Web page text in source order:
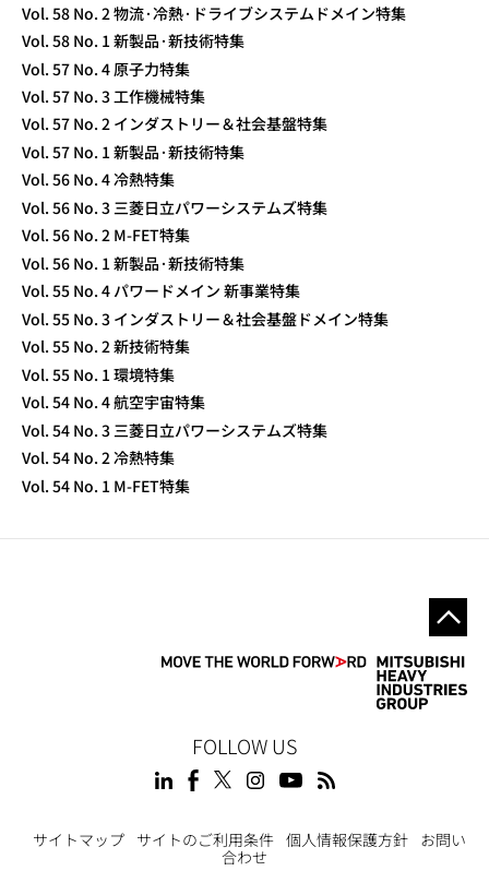
Vol. 58 No. 2 物流·冷熱·ドライブシステムドメイン特集
Vol. 58 No. 1 新製品·新技術特集
Vol. 57 No. 4 原子力特集
Vol. 57 No. 3 工作機械特集
Vol. 57 No. 2 インダストリー＆社会基盤特集
Vol. 57 No. 1 新製品·新技術特集
Vol. 56 No. 4 冷熱特集
Vol. 56 No. 3 三菱日立パワーシステムズ特集
Vol. 56 No. 2 M-FET特集
Vol. 56 No. 1 新製品·新技術特集
Vol. 55 No. 4 パワードメイン 新事業特集
Vol. 55 No. 3 インダストリー＆社会基盤ドメイン特集
Vol. 55 No. 2 新技術特集
Vol. 55 No. 1 環境特集
Vol. 54 No. 4 航空宇宙特集
Vol. 54 No. 3 三菱日立パワーシステムズ特集
Vol. 54 No. 2 冷熱特集
Vol. 54 No. 1 M-FET特集
FOLLOW US
サイトマップ サイトのご利用条件 個人情報保護方針
お問い
合わせ